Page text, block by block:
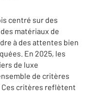
centré sur des
matériaux de
à des attentes bien
En 2025, les
de luxe
de critères
Ces critères reflètent